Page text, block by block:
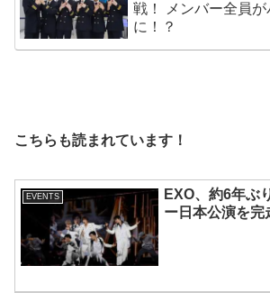
戦！ メンバー全員が
に！？
こちらも読まれています！
EVENTS
EXO、約6年ぶ
ー日本公演を完